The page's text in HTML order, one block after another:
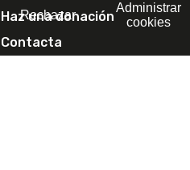
Haz una donación
Contacta
Rechazar
Administrar
cookies